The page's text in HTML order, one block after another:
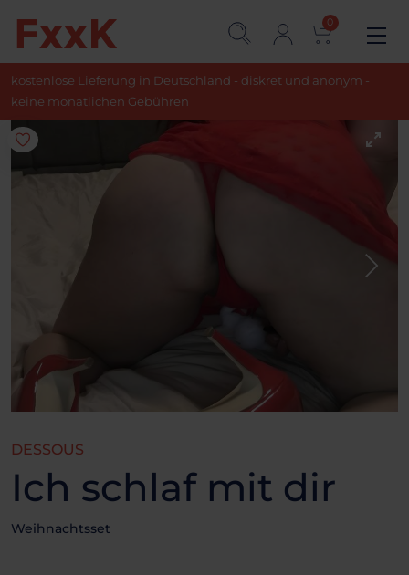
0
kostenlose Lieferung in Deutschland - diskret und anonym -
keine monatlichen Gebühren
DESSOUS
Ich schlaf mit dir
Weihnachtsset